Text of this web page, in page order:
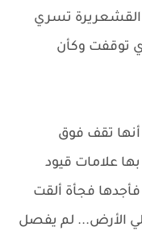
تسري
توقفت وكأن
أنها تقف فوق
علامات قيود
فأجدها فجأة ألقت
الأرض... لم يفصل